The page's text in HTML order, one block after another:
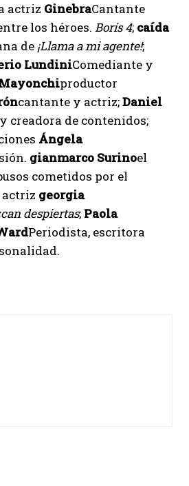
actriz GinebraCantante
los héroes. Borís 4; caída
de ¡Llama a mi agente!;
LundiniComediante y
productor
cantante y actriz;Daniel
creadora de contenidos;
Ángela
gianmarco Surinoel
cometidos por el
actriz georgia
despiertas; Paola
Periodista, escritora